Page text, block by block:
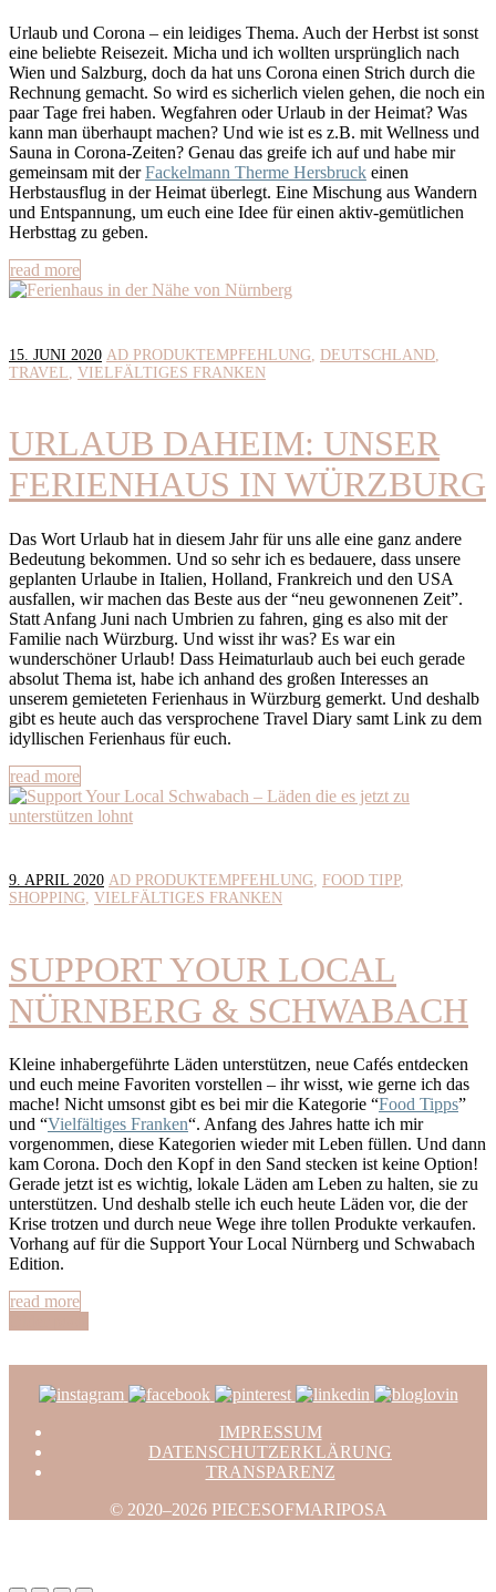
Urlaub und Corona – ein leidiges Thema. Auch der Herbst ist sonst
eine beliebte Reisezeit. Micha und ich wollten ursprünglich nach
Wien und Salzburg, doch da hat uns Corona einen Strich durch die
Rechnung gemacht. So wird es sicherlich vielen gehen, die noch ein
paar Tage frei haben. Wegfahren oder Urlaub in der Heimat? Was
kann man überhaupt machen? Und wie ist es z.B. mit Wellness und
Sauna in Corona-Zeiten? Genau das greife ich auf und habe mir
gemeinsam mit derFackelmann Therme Hersbruck einen
Herbstausflug in der Heimat überlegt. Eine Mischung aus Wandern
und Entspannung, um euch eine Idee für einen aktiv-gemütlichen
Herbsttag zu geben.
read more
15. JUNI 2020 AD PRODUKTEMPFEHLUNG DEUTSCHLAND
TRAVEL VIELFÄLTIGES FRANKEN
URLAUB DAHEIM: UNSER
FERIENHAUS IN WÜRZBURG
Das Wort Urlaub hat in diesem Jahr für uns alle eine ganz andere
Bedeutung bekommen. Und so sehr ich es bedauere, dass unsere
geplanten Urlaube in Italien, Holland, Frankreich und den USA
ausfallen, wir machen das Beste aus der “neu gewonnenen Zeit”.
Statt Anfang Juni nach Umbrien zu fahren, ging es also mit der
Familie nach Würzburg. Und wisst ihr was? Es war ein
wunderschöner Urlaub! Dass Heimaturlaub auch bei euch gerade
absolut Thema ist, habe ich anhand des großen Interesses an
unserem gemieteten Ferienhaus in Würzburg gemerkt. Und deshalb
gibt es heute auch das versprochene Travel Diary samt Link zu dem
idyllischen Ferienhaus für euch.
read more
9. APRIL 2020 AD PRODUKTEMPFEHLUNG FOOD TIPP
SHOPPING VIELFÄLTIGES FRANKEN
SUPPORT YOUR LOCAL
NÜRNBERG & SCHWABACH
Kleine inhabergeführte Läden unterstützen, neue Cafés entdecken
und euch meine Favoriten vorstellen – ihr wisst, wie gerne ich das
mache! Nicht umsonst gibt es bei mir die Kategorie “Food Tipps”
und “Vielfältiges Franken“. Anfang des Jahres hatte ich mir
vorgenommen, diese Kategorien wieder mit Leben füllen. Und dann
kam Corona. Doch den Kopf in den Sand stecken ist keine Option!
Gerade jetzt ist es wichtig, lokale Läden am Leben zu halten, sie zu
unterstützen. Und deshalb stelle ich euch heute Läden vor, die der
Krise trotzen und durch neue Wege ihre tollen Produkte verkaufen.
Vorhang auf für die Support Your Local Nürnberg und Schwabach
Edition.
read more
IMPRESSUM
DATENSCHUTZERKLÄRUNG
TRANSPARENZ
© 2020–2026 PIECESOFMARIPOSA